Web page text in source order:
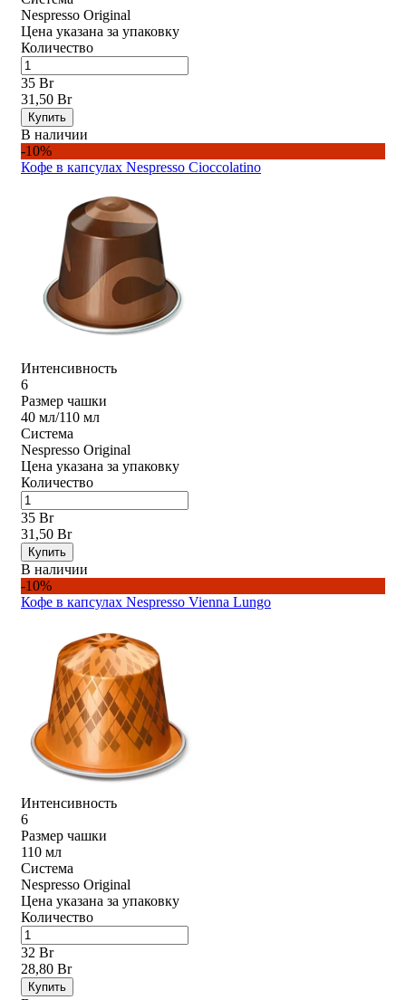
Nespresso Original
Цена указана за упаковку
Количество
35 Br
31,50 Br
Купить
В наличии
-10%
Кофе в капсулах Nespresso Ciocсolatino
Интенсивность
6
Размер чашки
40 мл/110 мл
Система
Nespresso Original
Цена указана за упаковку
Количество
35 Br
31,50 Br
Купить
В наличии
-10%
Кофе в капсулах Nespresso Vienna Lungo
Интенсивность
6
Размер чашки
110 мл
Система
Nespresso Original
Цена указана за упаковку
Количество
32 Br
28,80 Br
Купить